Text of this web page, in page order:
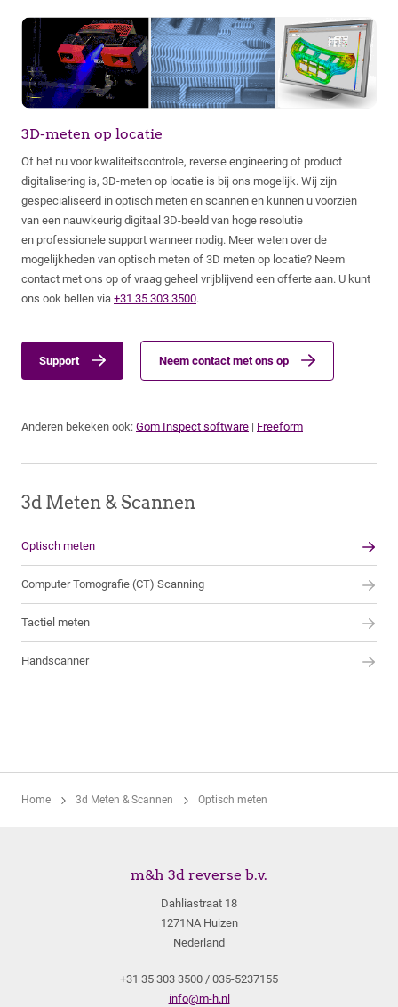
3D-meten op locatie
Of het nu voor kwaliteitscontrole, reverse engineering of product
digitalisering is, 3D-meten op locatie is bij ons mogelijk. Wij zijn
gespecialiseerd in optisch meten en scannen en kunnen u voorzien
van een nauwkeurig digitaal 3D-beeld van hoge resolutie
en professionele support wanneer nodig. Meer weten over de
mogelijkheden van optisch meten of 3D meten op locatie? Neem
contact met ons op of vraag geheel vrijblijvend een offerte aan. U kunt
ons ook bellen via +31 35 303 3500.
Support Neem contact met ons op
Anderen bekeken ook: Gom Inspect software | Freeform
3d Meten & Scannen
Optisch meten
Computer Tomografie (CT) Scanning
Tactiel meten
Handscanner
Home 3d Meten & Scannen Optisch meten
m&h 3d reverse b.v.
Dahliastraat 18
1271NA Huizen
Nederland
+31 35 303 3500 / 035-5237155
info@m-h.nl